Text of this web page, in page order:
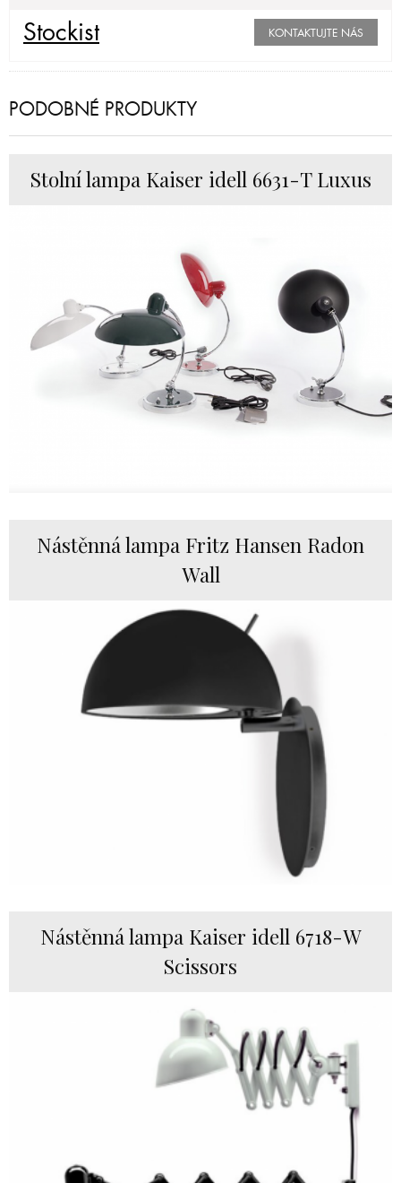
Stockist KONTAKTUJTE NÁS
PODOBNÉ PRODUKTY
Stolní lampa Kaiser idell 6631-T Luxus
Nástěnná lampa Fritz Hansen Radon
Wall
Nástěnná lampa Kaiser idell 6718-W
Scissors